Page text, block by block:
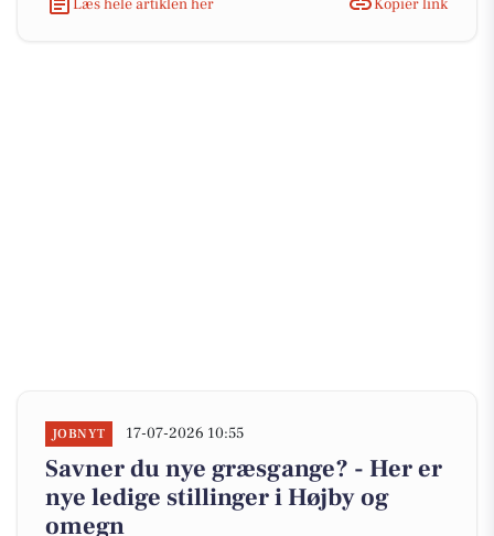
JOBNYT 17-07-2026 10:55
Savner du nye græsgange? - Her er
nye ledige stillinger i Højby og
omegn